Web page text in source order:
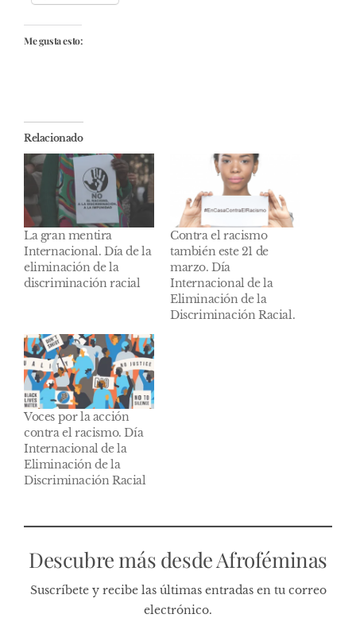
Me gusta esto:
Relacionado
La gran mentira
Internacional. Día de la
eliminación de la
discriminación racial
Contra el racismo
también este 21 de
marzo. Día
Internacional de la
Eliminación de la
Discriminación Racial.
Voces por la acción
contra el racismo. Día
Internacional de la
Eliminación de la
Discriminación Racial
Descubre más desde Afroféminas
Suscríbete y recibe las últimas entradas en tu correo
electrónico.